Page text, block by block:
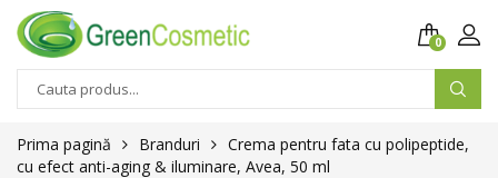
0
Prima pagină Branduri
Crema pentru fata cu polipeptide,
cu efect anti-aging & iluminare, Avea, 50 ml